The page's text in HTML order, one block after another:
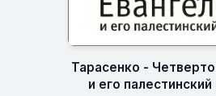
Тарасенко -
и его